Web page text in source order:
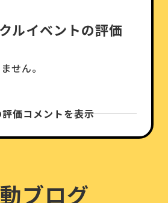
ルイベントの評価
せん。
価コメントを表示
ブログ